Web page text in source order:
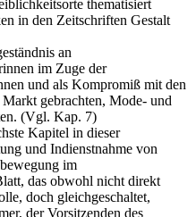
thematisiert
in den Zeitschriften Gestalt
an
im Zuge der
und als Kompromiß mit den
gebrachten, Mode- und
(Vgl. Kap. 7)
Kapitel in dieser
und Indienstnahme von
im
das obwohl nicht direkt
doch gleichgeschaltet,
der Vorsitzenden des